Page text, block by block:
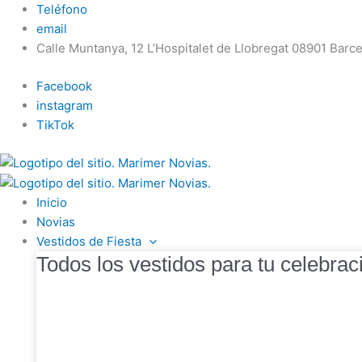
contenido
Teléfono
email
Calle Muntanya, 12 L’Hospitalet de Llobregat 08901
Facebook
instagram
TikTok
Inicio
Novias
Vestidos de Fiesta
Todos los vestidos para tu